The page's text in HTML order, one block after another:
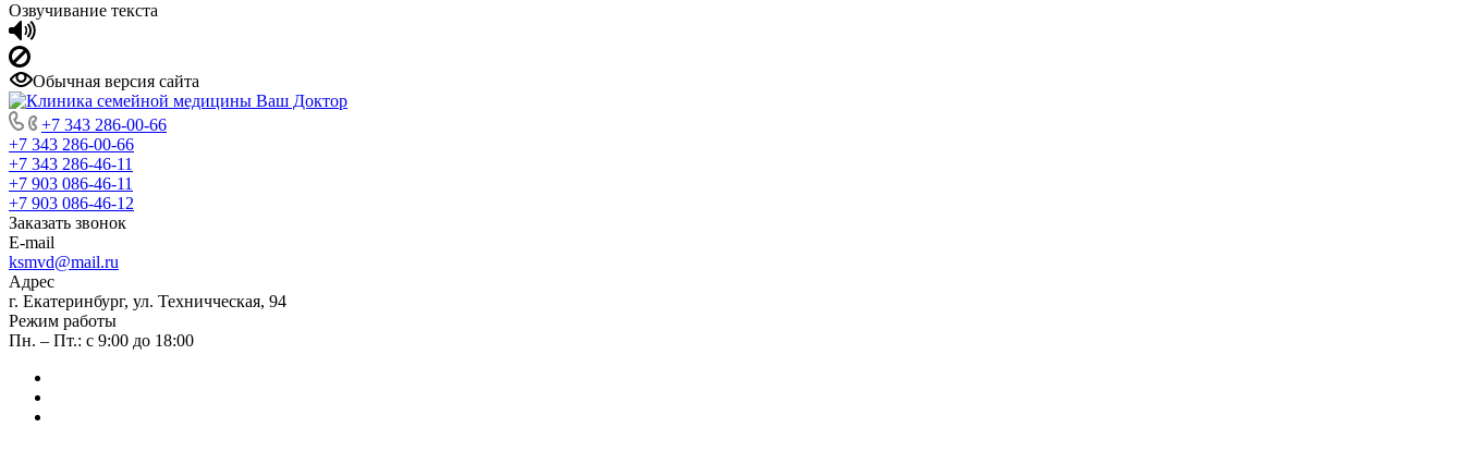
Озвучивание текста
Обычная версия сайта
+7 343 286-00-66
+7 343 286-00-66
+7 343 286-46-11
+7 903 086-46-11
+7 903 086-46-12
Заказать звонок
E-mail
ksmvd@mail.ru
Адрес
г. Екатеринбург, ул. Техничческая, 94
Режим работы
Пн. – Пт.: с 9:00 до 18:00